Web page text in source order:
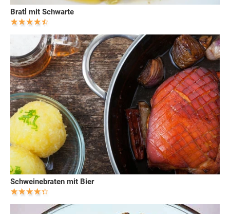
Bratl mit Schwarte
Schweinebraten mit Bier